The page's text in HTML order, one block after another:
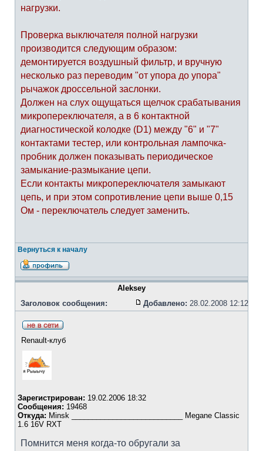
нагрузки.
Проверка выключателя полной нагрузки
производится следующим образом:
демонтируется воздушный фильтр, и вручную
несколько раз переводим "от упора до упора"
рычажок дроссельной заслонки.
Должен на слух ощущаться щелчок срабатывания
микропереключателя, а в 6 контактной
диагностической колодке (D1) между "6" и "7"
контактами тестер, или контрольная лампочка-
пробник должен показывать периодическое
замыкание-размыкание цепи.
Если контакты микропереключателя замыкают
цепь, и при этом сопротивление цепи выше 0,15
Ом - переключатель следует заменить.
Вернуться к началу
Aleksey
Заголовок сообщения:
Добавлено: 28.02.2008 12:12
Renault-клуб
Зарегистрирован: 19.02.2006 18:32
Сообщения: 19468
Откуда: Minsk ___________________________ Megane Classic
1.6 16V RXT
Помнится меня когда-то обругали за